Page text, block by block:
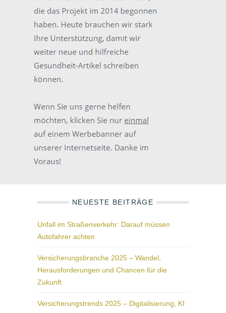
NEUESTE BEITRÄGE
Unfall im Straßenverkehr: Darauf müssen
Autofahrer achten
Versicherungsbranche 2025 – Wandel,
Herausforderungen und Chancen für die
Zukunft
Versicherungstrends 2025 – Digitalisierung, KI